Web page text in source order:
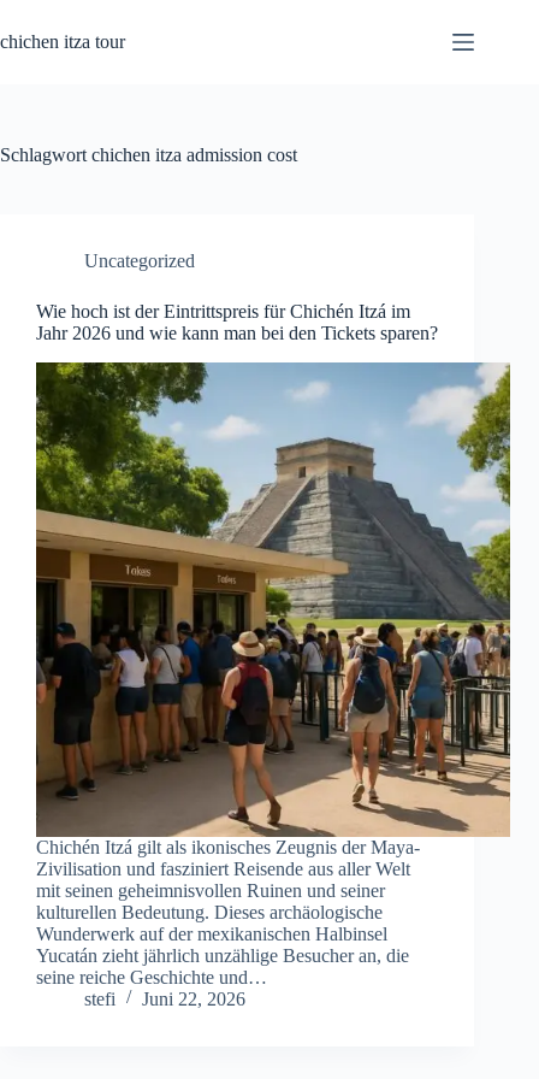
Inhalt
springen
chichen itza tour
Schlagwort chichen itza admission cost
Uncategorized
Wie hoch ist der Eintrittspreis für Chichén Itzá im
Jahr 2026 und wie kann man bei den Tickets sparen?
Chichén Itzá gilt als ikonisches Zeugnis der Maya-
Zivilisation und fasziniert Reisende aus aller Welt
mit seinen geheimnisvollen Ruinen und seiner
kulturellen Bedeutung. Dieses archäologische
Wunderwerk auf der mexikanischen Halbinsel
Yucatán zieht jährlich unzählige Besucher an, die
seine reiche Geschichte und…
stefi
Juni 22, 2026